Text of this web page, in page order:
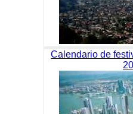
Calendario de